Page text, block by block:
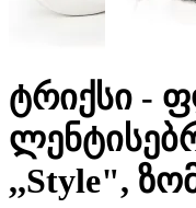
ტრიქსი -
,,Style",